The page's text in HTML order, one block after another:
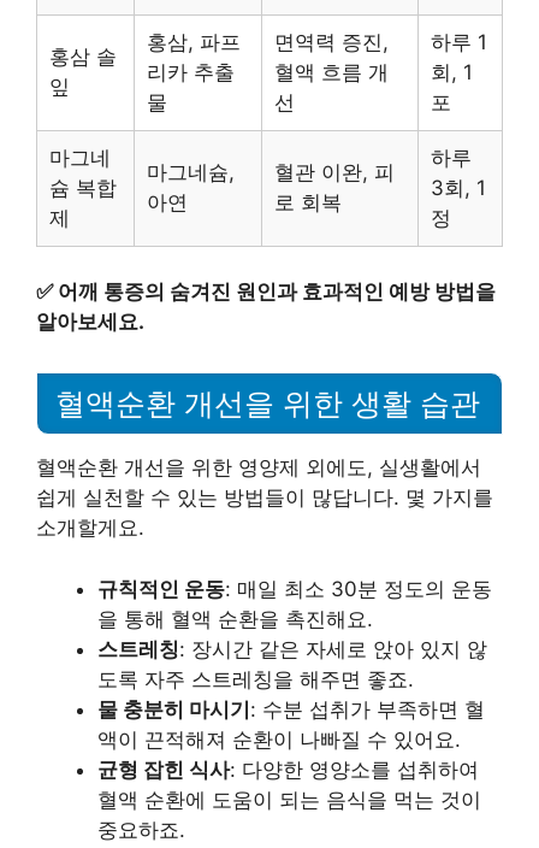
홍삼 솔
잎
홍삼, 파프
리카 추출
물
면역력 증진,
혈액 흐름 개
선
하루 1
회, 1
포
마그네
슘 복합
제
마그네슘,
아연
혈관 이완, 피
로 회복
하루
3회, 1
정
✅ 어깨 통증의 숨겨진 원인과 효과적인 예방 방법을
알아보세요.
혈액순환 개선을 위한 생활 습관
혈액순환 개선을 위한 영양제 외에도, 실생활에서
쉽게 실천할 수 있는 방법들이 많답니다. 몇 가지를
소개할게요.
규칙적인 운동: 매일 최소 30분 정도의 운동
을 통해 혈액 순환을 촉진해요.
스트레칭: 장시간 같은 자세로 앉아 있지 않
도록 자주 스트레칭을 해주면 좋죠.
물 충분히 마시기: 수분 섭취가 부족하면 혈
액이 끈적해져 순환이 나빠질 수 있어요.
균형 잡힌 식사: 다양한 영양소를 섭취하여
혈액 순환에 도움이 되는 음식을 먹는 것이
중요하죠.